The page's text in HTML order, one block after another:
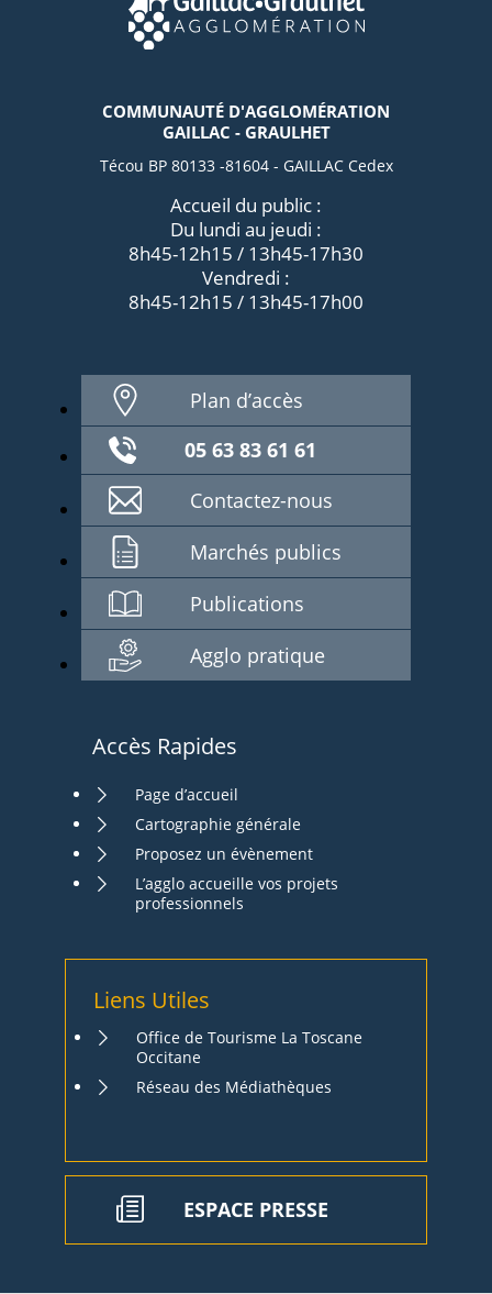
COMMUNAUTÉ D'AGGLOMÉRATION
GAILLAC - GRAULHET
Técou BP 80133 -81604 - GAILLAC Cedex
Accueil du public :
Du lundi au jeudi :
8h45-12h15 / 13h45-17h30
Vendredi :
8h45-12h15 / 13h45-17h00
Plan d’accès
05 63 83 61 61
Contactez-nous
Marchés publics
Publications
Agglo pratique
Accès Rapides
Page d’accueil
Cartographie générale
Proposez un évènement
L’agglo accueille vos projets
professionnels
Liens Utiles
Office de Tourisme La Toscane
Occitane
Réseau des Médiathèques
ESPACE PRESSE